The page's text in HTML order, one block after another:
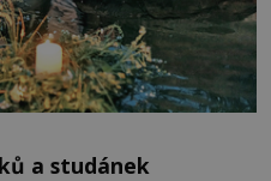
a studánek